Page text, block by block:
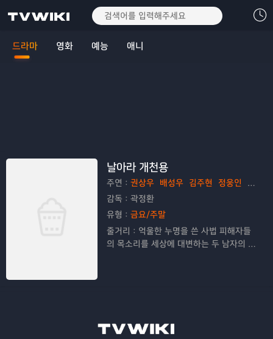
드라마 영화 예능 애니
날아라 개천용
주연： 권상우 배성우 김주현 정웅인
김응수
감독： 곽정환
유형： 금요/주말
줄거리： 억울한 누명을 쓴 사법 피해자들
의 목소리를 세상에 대변하는 두 남자의 뜨